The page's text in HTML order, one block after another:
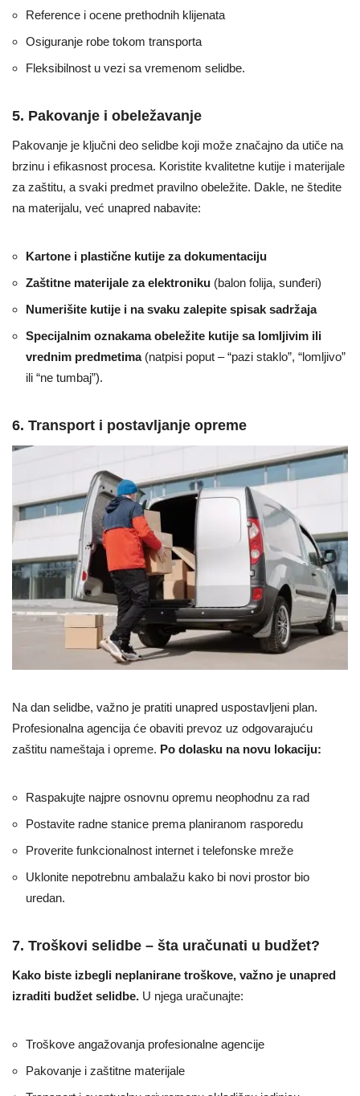
Reference i ocene prethodnih klijenata
Osiguranje robe tokom transporta
Fleksibilnost u vezi sa vremenom selidbe.
5. Pakovanje i obeležavanje
Pakovanje je ključni deo selidbe koji može značajno da utiče na
brzinu i efikasnost procesa. Koristite kvalitetne kutije i materijale
za zaštitu, a svaki predmet pravilno obeležite. Dakle, ne štedite
na materijalu, već unapred nabavite:
Kartone i plastične kutije za dokumentaciju
Zaštitne materijale za elektroniku (balon folija, sunđeri)
Numerišite kutije i na svaku zalepite spisak sadržaja
Specijalnim oznakama obeležite kutije sa lomljivim ili
vrednim predmetima (natpisi poput – “pazi staklo”, “lomljivo”
ili “ne tumbaj”).
6. Transport i postavljanje opreme
Na dan selidbe, važno je pratiti unapred uspostavljeni plan.
Profesionalna agencija će obaviti prevoz uz odgovarajuću
zaštitu nameštaja i opreme. Po dolasku na novu lokaciju:
Raspakujte najpre osnovnu opremu neophodnu za rad
Postavite radne stanice prema planiranom rasporedu
Proverite funkcionalnost internet i telefonske mreže
Uklonite nepotrebnu ambalažu kako bi novi prostor bio
uredan.
7. Troškovi selidbe – šta uračunati u budžet?
Kako biste izbegli neplanirane troškove, važno je unapred
izraditi budžet selidbe. U njega uračunajte:
Troškove angažovanja profesionalne agencije
Pakovanje i zaštitne materijale